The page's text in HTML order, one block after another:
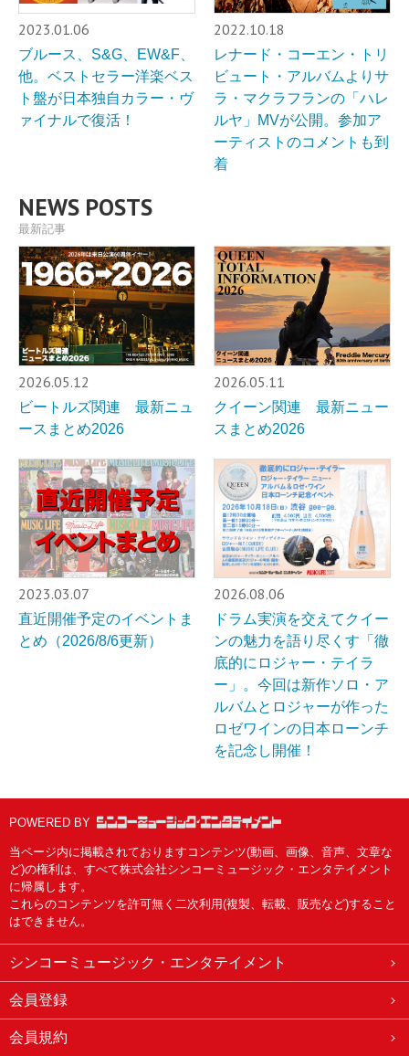
2023.01.06
ブルース、S&G、EW&F、
他。ベストセラー洋楽ベス
ト盤が日本独自カラー・ヴ
ァイナルで復活！
2022.10.18
レナード・コーエン・トリ
ビュート・アルバムよりサ
ラ・マクラフランの「ハレ
ルヤ」MVが公開。参加ア
ーティストのコメントも到
着
NEWS POSTS
最新記事
2026.05.12
ビートルズ関連 最新ニュ
ースまとめ2026
2026.05.11
クイーン関連 最新ニュー
スまとめ2026
2023.03.07
直近開催予定のイベントま
とめ（2026/8/6更新）
2026.08.06
ドラム実演を交えてクイー
ンの魅力を語り尽くす「徹
底的にロジャー・テイラ
ー」。今回は新作ソロ・ア
ルバムとロジャーが作った
ロゼワインの日本ローンチ
を記念し開催！
POWERED BY
当ページ内に掲載されておりますコンテンツ(動画、画像、音声、文章な
ど)の権利は、すべて株式会社シンコーミュージック・エンタテイメント
に帰属します。
これらのコンテンツを許可無く二次利用(複製、転載、販売など)すること
はできません。
シンコーミュージック・エンタテイメント
会員登録
会員規約